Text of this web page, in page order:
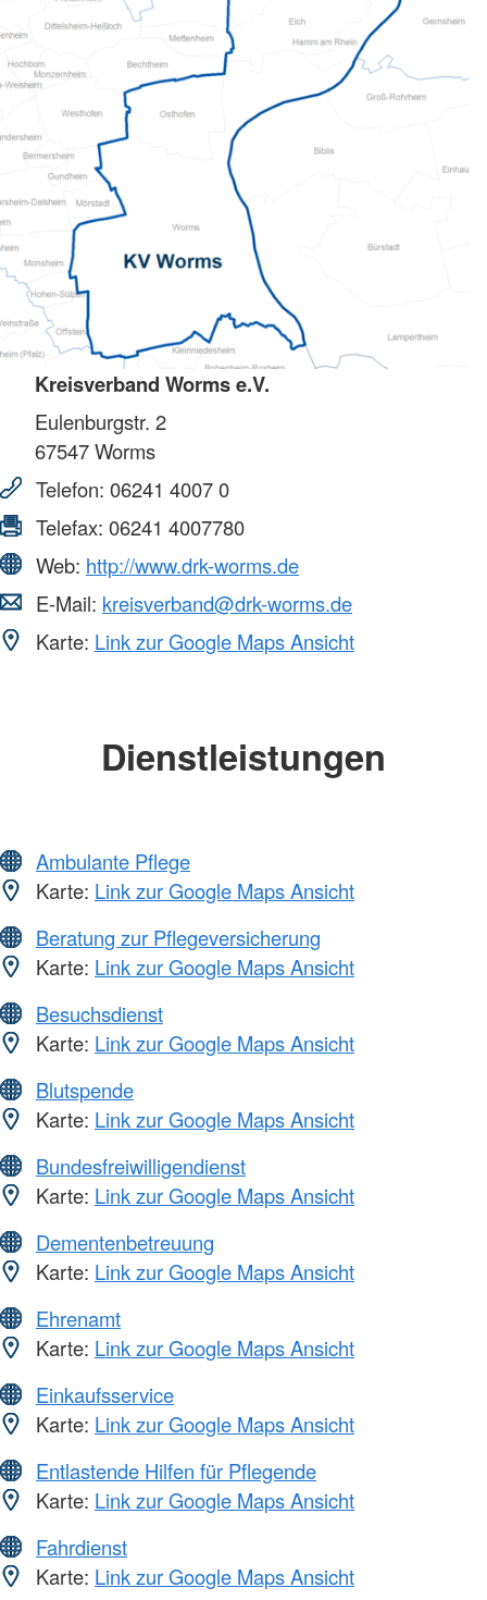
Kreisverband Worms e.V.
Eulenburgstr. 2
67547Worms
Telefon: 06241 4007 0
Telefax: 06241 4007780
Web: http://www.drk-worms.de
E-Mail: kreisverband@drk-worms.de
Karte: Link zur Google Maps Ansicht
Dienstleistungen
Ambulante Pflege
Karte: Link zur Google Maps Ansicht
Beratung zur Pflegeversicherung
Karte: Link zur Google Maps Ansicht
Besuchsdienst
Karte: Link zur Google Maps Ansicht
Blutspende
Karte: Link zur Google Maps Ansicht
Bundesfreiwilligendienst
Karte: Link zur Google Maps Ansicht
Dementenbetreuung
Karte: Link zur Google Maps Ansicht
Ehrenamt
Karte: Link zur Google Maps Ansicht
Einkaufsservice
Karte: Link zur Google Maps Ansicht
Entlastende Hilfen für Pflegende
Karte: Link zur Google Maps Ansicht
Fahrdienst
Karte: Link zur Google Maps Ansicht